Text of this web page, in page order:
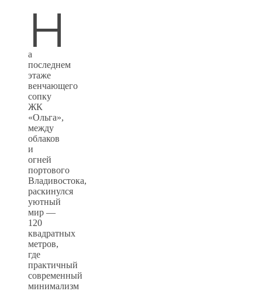
Н
а
последнем
этаже
венчающего
сопку
ЖК
«Ольга»,
между
облаков
и
огней
портового
Владивостока,
раскинулся
уютный
мир —
120
квадратных
метров,
где
практичный
современный
минимализм